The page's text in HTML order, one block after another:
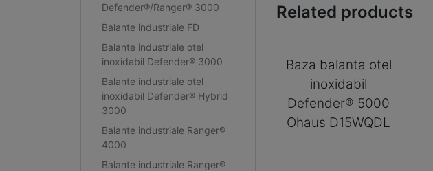
Defender®/Ranger® 3000
Balante industriale FD
Balante industriale otel
inoxidabil Defender® 3000
Balante industriale otel
inoxidabil Defender® Hybrid
3000
Balante industriale Ranger®
4000
Balante industriale Ranger®
Related products
Baza balanta otel
inoxidabil
Defender® 5000
Ohaus D15WQDL